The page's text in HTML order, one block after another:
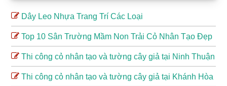
Dây Leo Nhựa Trang Trí Các Loại
Top 10 Sân Trường Mầm Non Trải Cỏ Nhân Tạo Đẹp
Thi công cỏ nhân tạo và tường cây giả tại Ninh Thuận
Thi công cỏ nhân tạo và tường cây giả tại Khánh Hòa